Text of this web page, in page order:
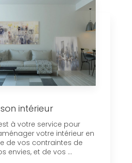
intérieur
à votre service pour
votre intérieur en
de vos contraintes de
envies, et de vos ...